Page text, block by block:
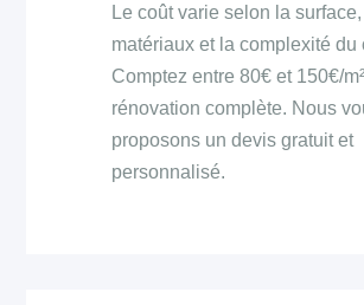
Le coût varie selon la
matériaux et la complexité du
Comptez entre 80€ et 150€/
rénovation complète. Nous
proposons un devis gratuit et
personnalisé.